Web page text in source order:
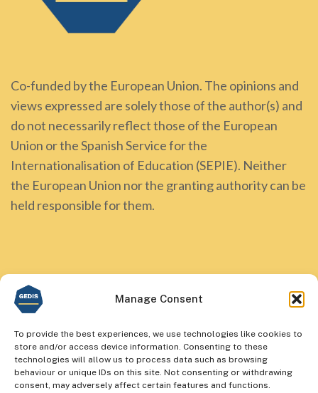
Manage Consent
To provide the best experiences, we use technologies like cookies to
store and/or access device information. Consenting to these
technologies will allow us to process data such as browsing
behaviour or unique IDs on this site. Not consenting or withdrawing
consent, may adversely affect certain features and functions.
Co-funded by the European Union. The opinions and
views expressed are solely those of the author(s) and
do not necessarily reflect those of the European
Union or the Spanish Service for the
Internationalisation of Education (SEPIE). Neither
the European Union nor the granting authority can be
held responsible for them.